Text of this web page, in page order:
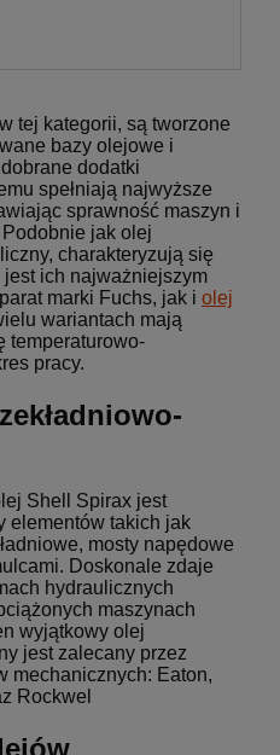
tej kategorii, są tworzone
bazy olejowe i
dodatki
spełniają najwyższe
sprawność maszyn i
jak olej
charakteryzują się
ich najważniejszym
marki Fuchs, jak i olej
wariantach mają
temperaturowo-
pracy.
Shell Spirax jest
elementów takich jak
mosty napędowe
Doskonale zdaje
hydraulicznych
maszynach
wyjątkowy olej
jest zalecany przez
mechanicznych: Eaton,
Rockwel